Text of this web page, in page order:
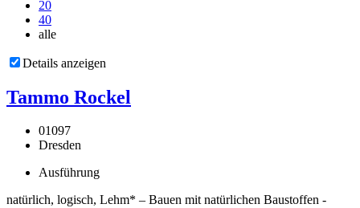
20
40
alle
Details anzeigen
Tammo Rockel
01097
Dresden
Ausführung
natürlich, logisch, Lehm* – Bauen mit natürlichen Baustoffen -